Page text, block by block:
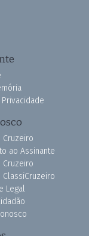
Cruzeiro
ao Assinante
Cruzeiro
ClassiCruzeiro
Legal